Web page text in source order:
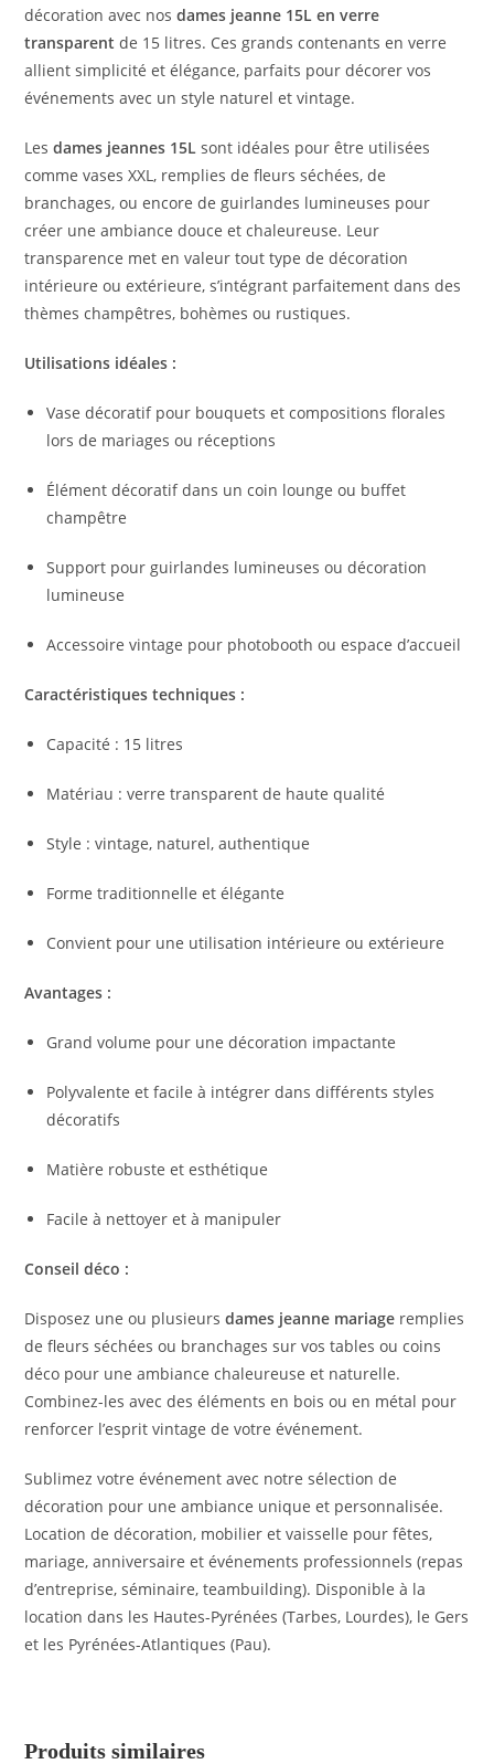
décoration avec nosdames jeanne 15L en verre
transparent de 15 litres. Ces grands contenants en verre
allient simplicité et élégance, parfaits pour décorer vos
événements avec un style naturel et vintage.
Lesdames jeannes 15Lsont idéales pour être utilisées
comme vases XXL, remplies de fleurs séchées, de
branchages, ou encore de guirlandes lumineuses pour
créer une ambiance douce et chaleureuse. Leur
transparence met en valeur tout type de décoration
intérieure ou extérieure, s’intégrant parfaitement dans des
thèmes champêtres, bohèmes ou rustiques.
Utilisations idéales :
Vase décoratif pour bouquets et compositions florales
lors de mariages ou réceptions
Élément décoratif dans un coin lounge ou buffet
champêtre
Support pour guirlandes lumineuses ou décoration
lumineuse
Accessoire vintage pour photobooth ou espace d’accueil
Caractéristiques techniques :
Capacité : 15 litres
Matériau : verre transparent de haute qualité
Style : vintage, naturel, authentique
Forme traditionnelle et élégante
Convient pour une utilisation intérieure ou extérieure
Avantages :
Grand volume pour une décoration impactante
Polyvalente et facile à intégrer dans différents styles
décoratifs
Matière robuste et esthétique
Facile à nettoyer et à manipuler
Conseil déco :
Disposez une ou plusieursdames jeanne mariage remplies
de fleurs séchées ou branchages sur vos tables ou coins
déco pour une ambiance chaleureuse et naturelle.
Combinez-les avec des éléments en bois ou en métal pour
renforcer l’esprit vintage de votre événement.
Sublimez votre événement avec notre sélection de
décoration pour une ambiance unique et personnalisée.
Location de décoration, mobilier et vaisselle pour fêtes,
mariage, anniversaire et événements professionnels (repas
d’entreprise, séminaire, teambuilding). Disponible à la
location dans les Hautes-Pyrénées (Tarbes, Lourdes), le Gers
et les Pyrénées-Atlantiques (Pau).
Produits similaires